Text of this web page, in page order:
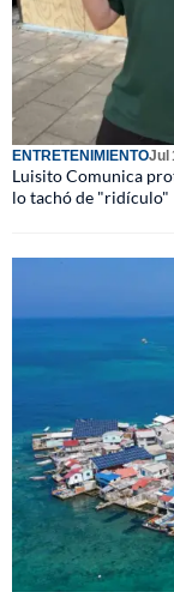
ENTRETENIMIENTOJul
Luisito Comunica
lo tachó de "ridículo"